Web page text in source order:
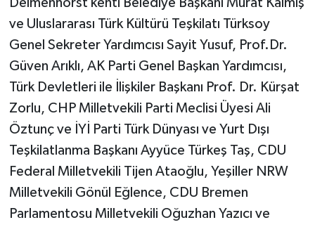
Delmenhorst kenti Belediye Başkanı Murat Kalmış
ve Uluslararası Türk Kültürü Teşkilatı Türksoy
Genel Sekreter Yardımcısı Sayit Yusuf, Prof.Dr.
Güven Arıklı, AK Parti Genel Başkan Yardımcısı,
Türk Devletleri ile İlişkiler Başkanı Prof. Dr. Kürşat
Zorlu, CHP Milletvekili Parti Meclisi Üyesi Ali
Öztunç ve İYİ Parti Türk Dünyası ve Yurt Dışı
Teşkilatlanma Başkanı Ayyüce Türkeş Taş, CDU
Federal Milletvekili Tijen Ataoğlu, Yeşiller NRW
Milletvekili Gönül Eğlence, CDU Bremen
Parlamentosu Milletvekili Oğuzhan Yazıcı ve